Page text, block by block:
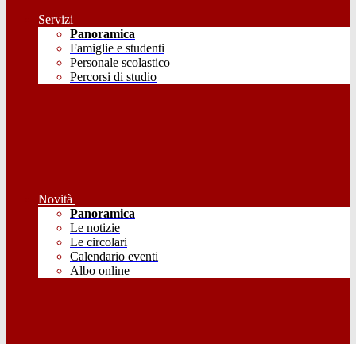
Servizi
Panoramica
Famiglie e studenti
Personale scolastico
Percorsi di studio
Novità
Panoramica
Le notizie
Le circolari
Calendario eventi
Albo online